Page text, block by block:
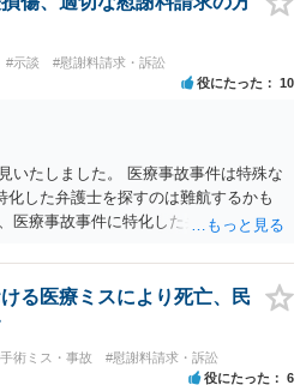
#示談 #慰謝料請求・訴訟
役にたった 10
たしました。 医療事故事件は特殊な
した弁護士を探すのは難航するかも
医療事故事件に特化した弁護士でなく
ですが、本件では過失自体には争いが
ポイントになります。 損害額に立証に
の発想で考えればよいので、対応でき
後の交渉については、ご自身で対応さ
相手方保険会社は容易に増額に応じ
る医療ミスにより死亡、民
術ミス・事故 #慰謝料請求・訴訟
役にたった 6